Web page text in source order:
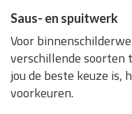
Saus- en spuitwerk
Voor
verschillende soorten
jou de beste keuze is,
voorkeuren.